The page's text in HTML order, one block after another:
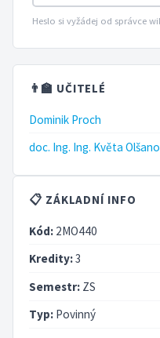
Heslo si vyžádej od správce
👨‍🏫 UČITELÉ
Dominik Proch
doc. Ing. Ing. Květa
📋 ZÁKLADNÍ INFO
Kód: 2MO440
Kredity:3
Semestr: ZS
Typ: Povinný